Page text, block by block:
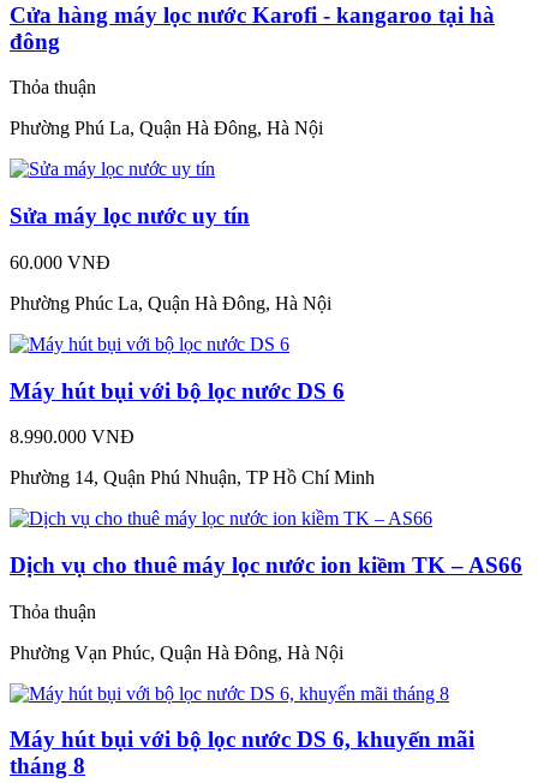
Cửa hàng máy lọc nước Karofi - kangaroo tại hà
đông
Thỏa thuận
Phường Phú La, Quận Hà Đông, Hà Nội
Sửa máy lọc nước uy tín
60.000 VNĐ
Phường Phúc La, Quận Hà Đông, Hà Nội
Máy hút bụi với bộ lọc nước DS 6
8.990.000 VNĐ
Phường 14, Quận Phú Nhuận, TP Hồ Chí Minh
Dịch vụ cho thuê máy lọc nước ion kiềm TK – AS66
Thỏa thuận
Phường Vạn Phúc, Quận Hà Đông, Hà Nội
Máy hút bụi với bộ lọc nước DS 6, khuyến mãi
tháng 8